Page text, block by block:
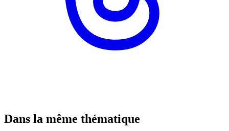
Dans la même thématique